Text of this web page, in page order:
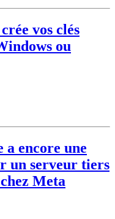
vos clés
ou
a encore une
un serveur tiers
Meta